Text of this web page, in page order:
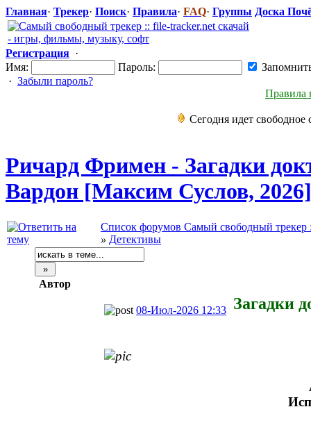
Главная· Трекер· Поиск· Правила· FAQ· Группы Доска
Регистрация ·
Имя:
Пароль:
· Забыли пароль?
Правила
Сегодня идет свободное
Ричард Фримен - Загадки
Вардон [Максим Суслов, 2026]
Список форумов Самый свободный трекер
» Детективы
Автор
08-Июл-2026 12:33 Загадки